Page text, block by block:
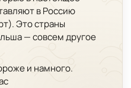
в Россию
Это страны
— совсем другое
и намного.